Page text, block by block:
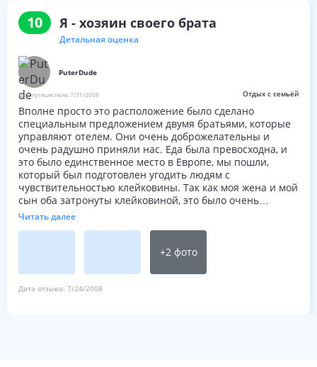
10 Я - хозяин своего брата
Детальная оценка
PuterDude
Дата путешествия:7/31/2008 Отдых с семьёй
Вполне просто это расположение было сделано
специальным предложением двумя братьями, которые
управляют отелем. Они очень доброжелательны и
очень радушно приняли нас. Еда была превосходна, и
это было единственное место в Европе, мы пошли,
который был подготовлен угодить людям с
чувствительностью клейковины. Так как моя жена и мой
сын оба затронуты клейковиной, это было очень
освежающе, чтобы знать место, которое было
оборудовано, чтобы подготовить зерно, и рис базировал
персонал был вежлив и почтителен. Я сильно поощрил
Alpi рассматривать отдых там.
Читать далее
+2фото
Дата отзыва: 7/24/2008